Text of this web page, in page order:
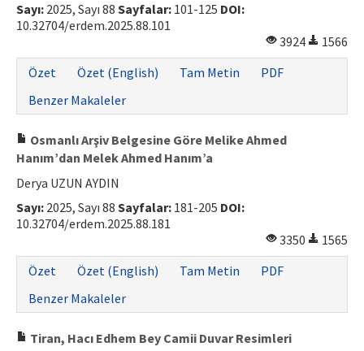
Sayı: 2025, Sayı 88 Sayfalar: 101-125 DOI:
10.32704/erdem.2025.88.101
3924
1566
Özet
Özet (English) Tam Metin
PDF
Benzer Makaleler
Osmanlı Arşiv Belgesine Göre Melike Ahmed
Hanım’dan Melek Ahmed Hanım’a
Derya UZUN AYDIN
Sayı: 2025, Sayı 88 Sayfalar: 181-205 DOI:
10.32704/erdem.2025.88.181
3350
1565
Özet
Özet (English) Tam Metin
PDF
Benzer Makaleler
Tiran, Hacı Edhem Bey Camii Duvar Resimleri